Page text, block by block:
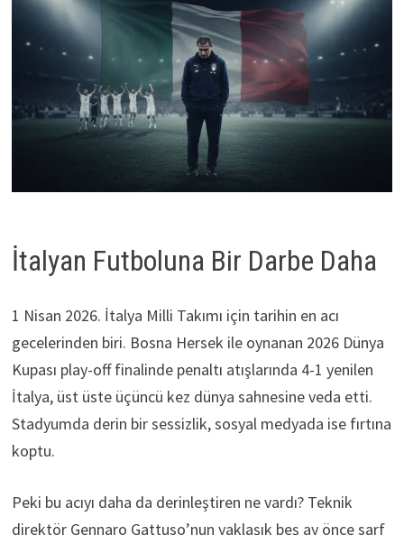
İtalyan Futboluna Bir Darbe Daha
1 Nisan 2026. İtalya Milli Takımı için tarihin en acı
gecelerinden biri. Bosna Hersek ile oynanan 2026 Dünya
Kupası play-off finalinde penaltı atışlarında 4-1 yenilen
İtalya, üst üste üçüncü kez dünya sahnesine veda etti.
Stadyumda derin bir sessizlik, sosyal medyada ise fırtına
koptu.
Peki bu acıyı daha da derinleştiren ne vardı? Teknik
direktör Gennaro Gattuso’nun yaklaşık beş ay önce sarf